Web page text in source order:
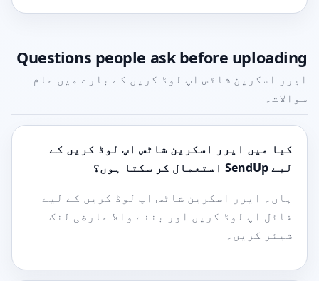
Questions people ask before uploading
ایرر اسکرین شاٹس اپ لوڈ کریں کے بارے میں عام
سوالات۔
کیا میں ایرر اسکرین شاٹس اپ لوڈ کریں کے
لیے SendUp استعمال کر سکتا ہوں؟
ہاں۔ ایرر اسکرین شاٹس اپ لوڈ کریں کے لیے
فائل اپ لوڈ کریں اور بننے والا عارضی لنک
شیئر کریں۔